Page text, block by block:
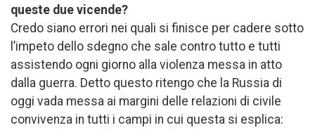
queste due vicende?
Credo siano errori nei quali si finisce per cadere sotto
l’impeto dello sdegno che sale contro tutto e tutti
assistendo ogni giorno alla violenza messa in atto
dalla guerra. Detto questo ritengo che la Russia di
oggi vada messa ai margini delle relazioni di civile
convivenza in tutti i campi in cui questa si esplica: